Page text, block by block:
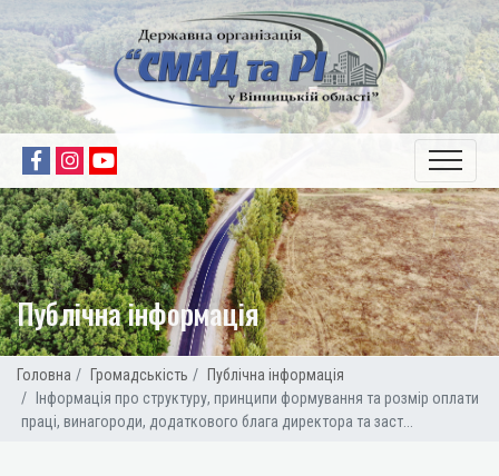
Головна Громадськість
Публічна інформація
Інформація про структуру, принципи формування та розмір оплати
праці, винагороди, додаткового блага директора та заст...
Публічна інформація